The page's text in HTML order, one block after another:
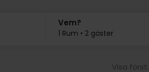
Vem?
1 Rum • 2 gäster
Visa först: